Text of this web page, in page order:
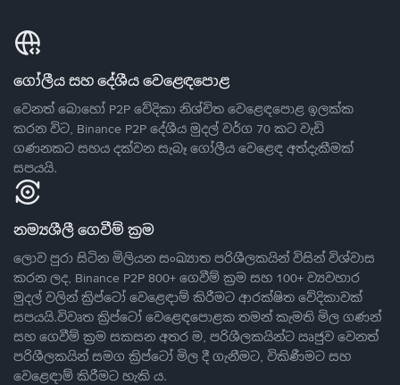
ගෝලීය සහ දේශීය වෙළෙඳපොළ
වෙනත් බොහෝ P2P වේදිකා නිශ්චිත වෙළෙඳපොළ ඉලක්ක
කරන විට, Binance P2P දේශීය මුදල් වර්ග 70 කට වැඩි
ගණනකට සහය දක්වන සැබෑ ගෝලීය වෙළෙඳ අත්දැකීමක්
සපයයි.
නම්‍යශීලී ගෙවීම් ක්‍රම
ලොව පුරා සිටින මිලියන සංඛ්‍යාත පරිශීලකයින් විසින් විශ්වාස
කරන ලද, Binance P2P 800+ ගෙවීම් ක්‍රම සහ 100+ ව්‍යවහාර
මුදල් වලින් ක්‍රිප්ටෝ වෙළෙඳාම් කිරීමට ආරක්ෂිත වේදිකාවක්
සපයයි.විවෘත ක්‍රිප්ටෝ වෙළෙඳපොළක තමන් කැමති මිල ගණන්
සහ ගෙවීම් ක්‍රම සකසන අතර ම, පරිශීලකයින්ට ඍජුව වෙනත්
පරිශීලකයින් සමග ක්‍රිප්ටෝ මිල දී ගැනීමට, විකිණීමට සහ
වෙළෙඳාම් කිරීමට හැකි ය.